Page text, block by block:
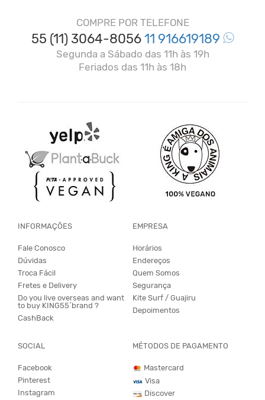
COMPRE POR TELEFONE
55 (11) 3064-805611 916619189
Segunda a Sábado das 11h às 19h
Feriados das 11h às 18h
INFORMAÇÕES
Fale Conosco
Dúvidas
Troca Fácil
Fretes e Delivery
Do you live overseas and want
to buy KING55´brand ?
CashBack
EMPRESA
Horários
Endereços
Quem Somos
Segurança
Kite Surf / Guajiru
Depoimentos
SOCIAL
Facebook
Pinterest
Instagram
MÉTODOS DE PAGAMENTO
Mastercard
Visa
Discover